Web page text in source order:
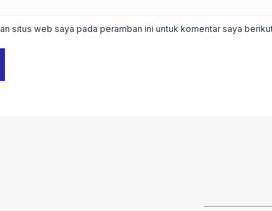
situs web saya pada peramban ini untuk komentar saya